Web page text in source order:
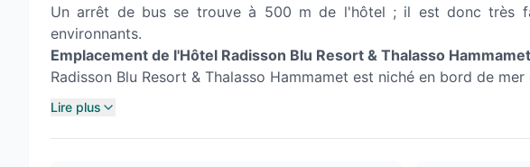
Un arrêt de bus se trouve à 500 m de l'hôtel ; il est donc très
environnants.
Emplacement de l'Hôtel Radisson Blu Resort & Thalasso Hammamet
Radisson Blu Resort & Thalasso Hammamet est niché en bord de
Lire plus